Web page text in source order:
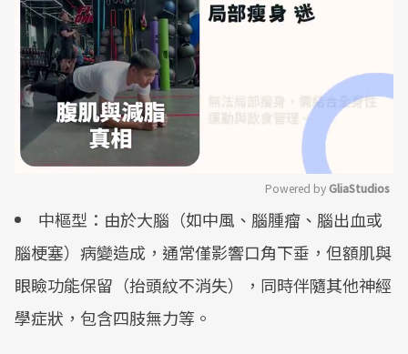
Mute
Powered by GliaStudios
中樞型：由於大腦（如中風、腦腫瘤、腦出血或
腦梗塞）病變造成，通常僅影響口角下垂，但額肌與
眼瞼功能保留（抬頭紋不消失），同時伴隨其他神經
學症狀，包含四肢無力等。